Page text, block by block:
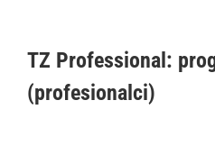
TZ Professional:
(profesionalci)